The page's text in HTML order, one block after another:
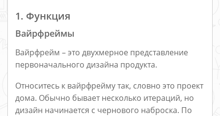
1. Функция
Вайрфреймы
Вайрфрейм – это двухмерное представление
первоначального дизайна продукта.
Относитесь к вайрфрейму так, словно это проект
дома. Обычно бывает несколько итераций, но
дизайн начинается с чернового наброска. По